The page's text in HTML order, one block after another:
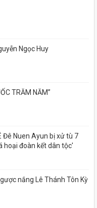
Ngọc Huy
TRĂM NĂM”
Đê Nuen Ayun bị xử tù 7
hoại đoàn kết dân tộc'
nắng Lê Thánh Tôn Kỳ